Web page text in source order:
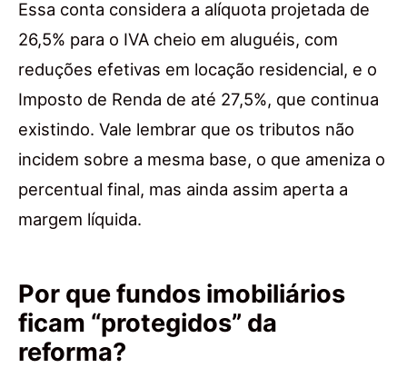
Essa conta considera a alíquota projetada de
26,5% para o IVA cheio em aluguéis, com
reduções efetivas em locação residencial, e o
Imposto de Renda de até 27,5%, que continua
existindo. Vale lembrar que os tributos não
incidem sobre a mesma base, o que ameniza o
percentual final, mas ainda assim aperta a
margem líquida.
Por que fundos imobiliários
ficam “protegidos” da
reforma?